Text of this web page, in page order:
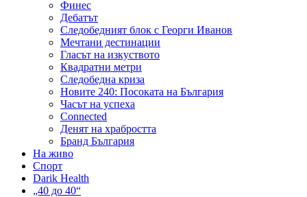
Финес
Дебатът
Следобедният блок с Георги Иванов
Мечтани дестинации
Гласът на изкуството
Квадратни метри
Следобедна криза
Новите 240: Посоката на България
Часът на успеха
Connected
Денят на храбростта
Бранд България
На живо
Спорт
Darik Health
„40 до 40“